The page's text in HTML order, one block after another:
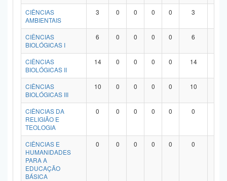
CIÊNCIAS
AMBIENTAIS
3 0 0 0 0 3
CIÊNCIAS
BIOLÓGICAS I
6 0 0 0 0 6
CIÊNCIAS
BIOLÓGICAS II
14 0 0 0 0 14
CIÊNCIAS
BIOLÓGICAS III
10 0 0 0 0 10
CIÊNCIAS DA
RELIGIÃO E
TEOLOGIA
0 0 0 0 0 0
CIÊNCIAS E
HUMANIDADES
PARA A
EDUCAÇÃO
BÁSICA
0 0 0 0 0 0